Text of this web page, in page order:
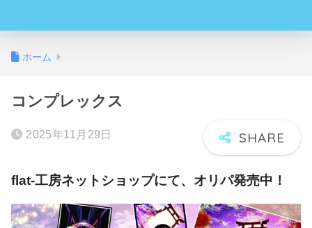
ホーム
コンプレックス
2025年11月29日
flat-工房ネットショップにて、オリパ発売中！